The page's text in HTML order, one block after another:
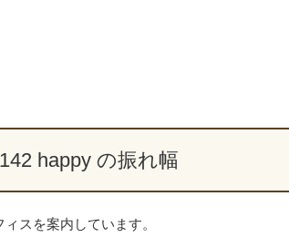
happy の振れ幅
スを案内しています。